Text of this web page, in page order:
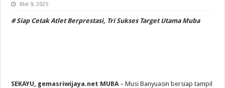
Mei 9, 2025
# Siap Cetak Atlet Berprestasi, Tri Sukses Target Utama Muba
SEKAYU, gemasriwijaya.net MUBA – Musi Banyuasin bersiap tampil